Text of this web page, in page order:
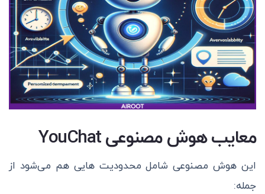
معایب هوش مصنوعی YouChat
این هوش مصنوعی شامل محدودیت هایی هم می‌شود از
جمله: